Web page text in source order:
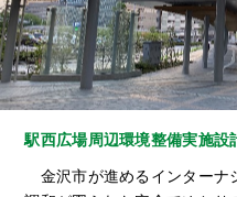
駅西広場周辺環境整備実施設
金沢市が進めるインターナ